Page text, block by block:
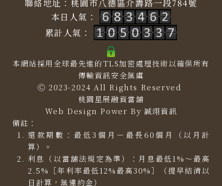
聯絡地址： 桃園市八德區介壽路一段784號
本日人氣：
累計人氣：
本網站採用全球最先進的TLS加密處理技術以確保所有
傳輸資訊安全無虞
Ⓒ 2023-2024 All Rights Reserved
桃園星展融資當舖
Web Design Power By 誠翊資訊
備註：
還款期數：最低3個月－最長60個月（以月計
算）。
利息（以當舖法規定為準）：月息最低1%～最高
2.5%［年利率最低12%最高30%］（提早結清以
日計算，無違約金）